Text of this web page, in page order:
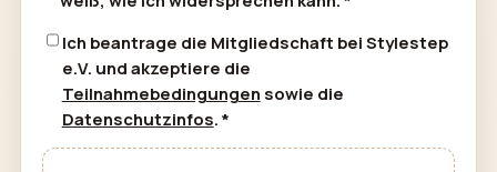
Ich beantrage die Mitgliedschaft bei Stylestep
e.V. und akzeptiere die
Teilnahmebedingungen sowie die
Datenschutzinfos. *